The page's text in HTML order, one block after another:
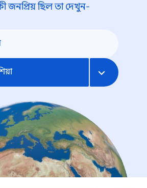
জনপ্রিয় ছিল তা দেখুন-